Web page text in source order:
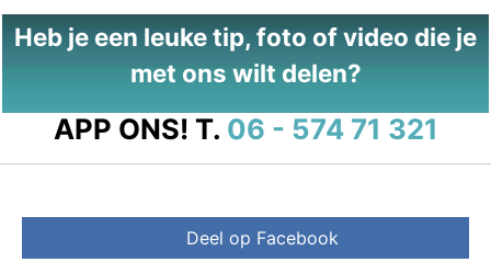
Heb je een leuke tip, foto of video die je
met ons wilt delen?
APP ONS! T. 06 - 574 71 321
Deel op Facebook